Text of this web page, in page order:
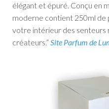
élégant et épuré. Conçu en
moderne contient 250ml de
votre intérieur des senteurs
créateurs.” Site Parfum de